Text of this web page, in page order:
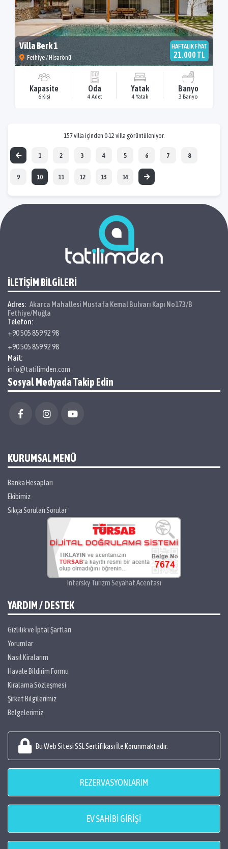
Villa Berk 1
Fethiye / Hisarönü
HAFTALIK FİYAT
21.000 TL
Kapasite
6 Kişi
Oda
4 Adet
Yatak
4 Yatak
Banyo
3 Banyo
157 villa içinden 0-12 villa görüntüleniyor.
1 2 3 4 5 6 7 8
9 10 11 12 13 14
İLETİŞİM BİLGİLERİ
Adres: Akarca Mahallesi Mustafa Kemal Bulvarı Kapı No173/B
Fethiye/Muğla
Telefon:
+90 505 859 92 98
+90 505 859 92 98
Mail:
info@tatilimden.com
Sosyal Medyada Takip Edin
KURUMSAL MENÜ
Banka Hesapları
Ekibimiz
Sıkça Sorulan Sorular
Intersky Turizm Seyahat Acentası
YARDIM / DESTEK
Gizlilik ve İptal Şartları
Yorumlar
Nasıl Kiralarım
Havale Bildirim Formu
Kiralama Sözleşmesi
Şirket Bilgilerimiz
Belgelerimiz
Bu Web Sitesi SSL Sertifikası İle Korunmaktadır.
REZERVASYONLARIM
EV SAHİBİ GİRİŞİ